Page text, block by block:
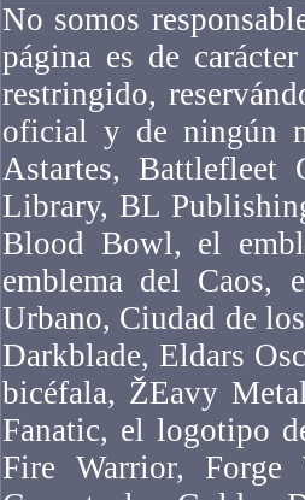
No somos
página es de
restringido,
oficial y de ningún
Astartes,
Library, BL
Blood Bowl, el
emblema del Caos,
Urbano, Ciudad de
Darkblade, Eldars
bicéfala, ŽEavy
Fanatic, el logotipo
Fire Warrior, Forge